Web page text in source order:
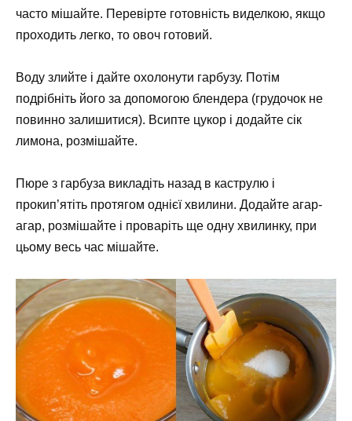
часто мішайте. Перевірте готовність виделкою, якщо
проходить легко, то овоч готовий.
Воду злийте і дайте охолонути гарбузу. Потім
подрібніть його за допомогою блендера (грудочок не
повинно залишитися). Всипте цукор і додайте сік
лимона, розмішайте.
Пюре з гарбуза викладіть назад в каструлю і
прокип’ятіть протягом однієї хвилини. Додайте агар-
агар, розмішайте і проваріть ще одну хвилинку, при
цьому весь час мішайте.